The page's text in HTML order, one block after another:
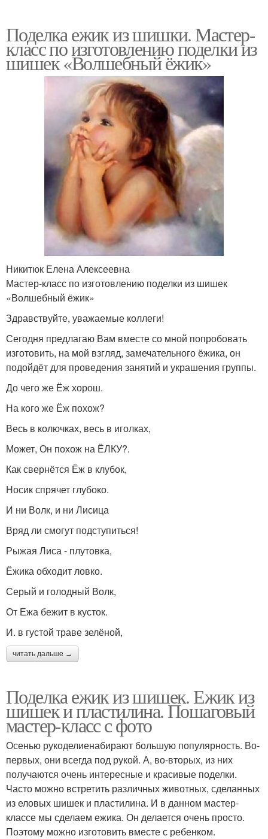
Поделка ежик из шишки. Мастер-
класс по изготовлению поделки из
шишек «Волшебный ёжик»
Никитюк Елена Алексеевна
Мастер-класс по изготовлению поделки из шишек
«Волшебный ёжик»
Здравствуйте, уважаемые коллеги!
Сегодня предлагаю Вам вместе со мной попробовать
изготовить, на мой взгляд, замечательного ёжика, он
подойдёт для проведения занятий и украшения группы.
До чего же Ёж хорош.
На кого же Ёж похож?
Весь в колючках, весь в иголках,
Может, Он похож на ЁЛКУ?.
Как свернётся Ёж в клубок,
Носик спрячет глубоко.
И ни Волк, и ни Лисица
Вряд ли смогут подступиться!
Рыжая Лиса - плутовка,
Ёжика обходит ловко.
Серый и голодный Волк,
От Ежа бежит в кусток.
И. в густой траве зелёной,
читать дальше →
Поделка ежик из шишек. Ежик из
шишек и пластилина. Пошаговый
мастер-класс с фото
Осенью рукоделиенабирают большую популярность. Во-
первых, они всегда под рукой. А, во-вторых, из них
получаются очень интересные и красивые поделки.
Часто можно встретить различных животных, сделанных
из еловых шишек и пластилина. И в данном мастер-
классе мы сделаем ежика. Он делается очень просто.
Поэтому можно изготовить вместе с ребенком.